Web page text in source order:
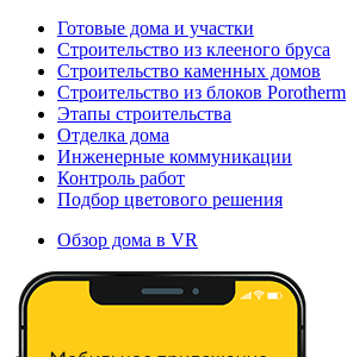
Готовые дома и участки
Строительство из клееного бруса
Строительство каменных домов
Строительство из блоков Porotherm
Этапы строительства
Отделка дома
Инженерные коммуникации
Контроль работ
Подбор цветового решения
Обзор дома в VR